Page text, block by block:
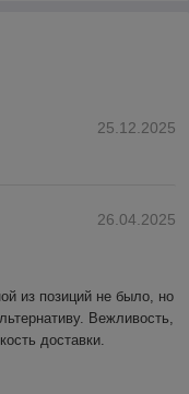
25.12.2025
26.04.2025
из позиций не было, но
Вежливость,
доставки.